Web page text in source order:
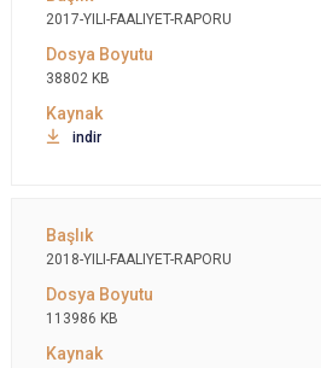
2017-YILI-FAALIYET-RAPORU
38802 KB
indir
2018-YILI-FAALIYET-RAPORU
113986 KB